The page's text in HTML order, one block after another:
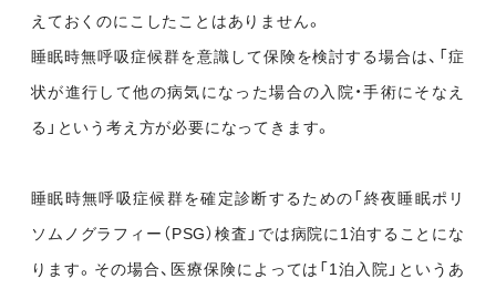
えておくのにこしたことはありません。
睡眠時無呼吸症候群を意識して保険を検討する場合は、「症
状が進行して他の病気になった場合の入院・手術にそなえ
る」という考え方が必要になってきます。
睡眠時無呼吸症候群を確定診断するための「終夜睡眠ポリ
ソムノグラフィー（PSG）検査」では病院に1泊することにな
ります。その場合、医療保険によっては「1泊入院」というあ